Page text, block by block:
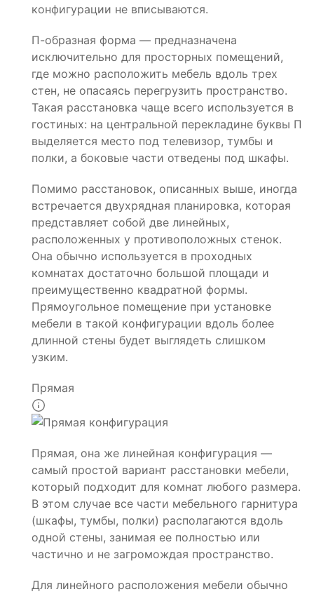
конфигурации не вписываются.
П-образная форма — предназначена
исключительно для просторных помещений,
где можно расположить мебель вдоль трех
стен, не опасаясь перегрузить пространство.
Такая расстановка чаще всего используется в
гостиных: на центральной перекладине буквы П
выделяется место под телевизор, тумбы и
полки, а боковые части отведены под шкафы.
Помимо расстановок, описанных выше, иногда
встречается двухрядная планировка, которая
представляет собой две линейных,
расположенных у противоположных стенок.
Она обычно используется в проходных
комнатах достаточно большой площади и
преимущественно квадратной формы.
Прямоугольное помещение при установке
мебели в такой конфигурации вдоль более
длинной стены будет выглядеть слишком
узким.
Прямая
Прямая, она же линейная конфигурация —
самый простой вариант расстановки мебели,
который подходит для комнат любого размера.
В этом случае все части мебельного гарнитура
(шкафы, тумбы, полки) располагаются вдоль
одной стены, занимая ее полностью или
частично и не загромождая пространство.
Для линейного расположения мебели обычно